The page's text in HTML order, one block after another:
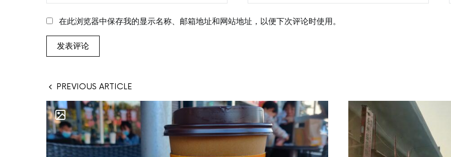
在此浏览器中保存我的显示名称、邮箱地址和网站地址，以便下次评论时使用。
PREVIOUS ARTICLE